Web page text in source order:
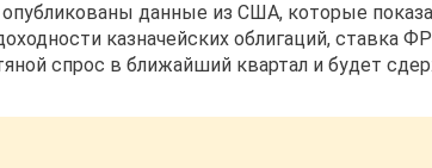
данные из США, которые
казначейских облигаций, ставка
спрос в ближайший квартал и будет